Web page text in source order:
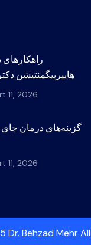
هایپرپیگمنتیشن
11, 2026
گزینه‌های درمان
11, 2026
Dr. Behzad Mehr